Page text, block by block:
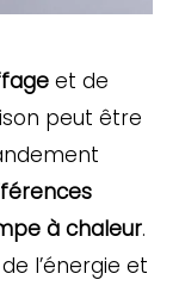
et de
peut être
à chaleur.
l’énergie et